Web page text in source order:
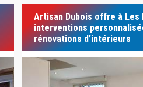
Artisan Dubois offre à Les
interventions
rénovations d’intérieurs